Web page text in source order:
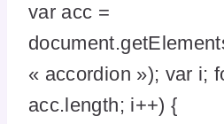
var acc =
« accordion »); var i;
acc.length; i++) {